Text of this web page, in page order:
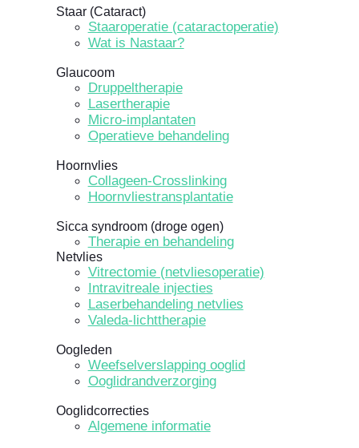
Staar (Cataract)
Staaroperatie (cataractoperatie)
Wat is Nastaar?
Glaucoom
Druppeltherapie
Lasertherapie
Micro-implantaten
Operatieve behandeling
Hoornvlies
Collageen-Crosslinking
Hoornvliestransplantatie
Sicca syndroom (droge ogen)
Therapie en behandeling
Netvlies
Vitrectomie (netvliesoperatie)
Intravitreale injecties
Laserbehandeling netvlies
Valeda-lichttherapie
Oogleden
Weefselverslapping ooglid
Ooglidrandverzorging
Ooglidcorrecties
Algemene informatie